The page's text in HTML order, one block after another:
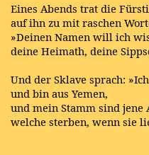
Eines Abends trat die
auf ihn zu mit raschen
»Deinen Namen will ich
deine Heimath, deine
Und der Sklave sprach:
und bin aus Yemen,
und mein Stamm sind jene
welche sterben, wenn sie